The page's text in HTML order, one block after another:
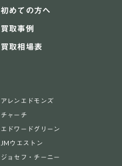
初めての方へ
買取事例
買取相場表
アレンエドモンズ
チャーチ
エドワードグリーン
JMウエストン
ジョセフ・チーニー